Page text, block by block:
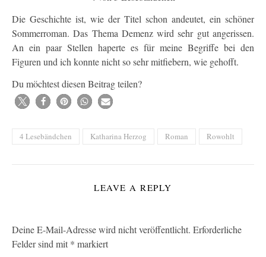
Die Geschichte ist, wie der Titel schon andeutet, ein schöner
Sommerroman. Das Thema Demenz wird sehr gut angerissen.
An ein paar Stellen haperte es für meine Begriffe bei den
Figuren und ich konnte nicht so sehr mitfiebern, wie gehofft.
Du möchtest diesen Beitrag teilen?
4 Lesebändchen Katharina Herzog Roman Rowohlt
LEAVE A REPLY
Deine E-Mail-Adresse wird nicht veröffentlicht. Erforderliche
Felder sind mit * markiert